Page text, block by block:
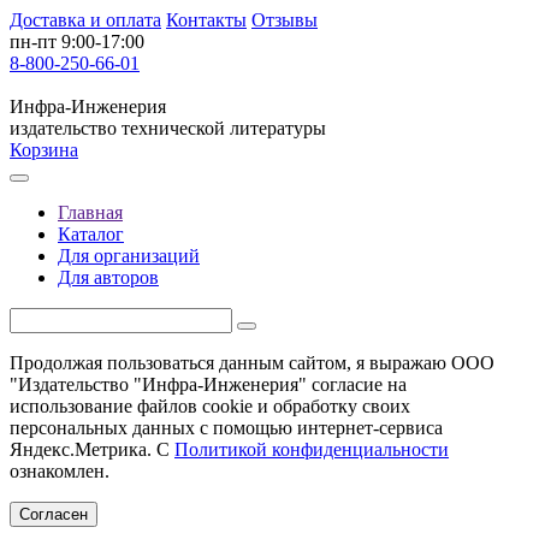
Доставка и оплата Контакты Отзывы
пн-пт 9:00-17:00
8-800-250-66-01
Инфра-Инженерия
издательство технической литературы
Корзина
Главная
Каталог
Для организаций
Для авторов
Продолжая пользоваться данным сайтом, я выражаю ООО
"Издательство "Инфра-Инженерия" согласие на
использование файлов cookie и обработку своих
персональных данных с помощью интернет-сервиса
Яндекс.Метрика. С Политикой конфиденциальности
ознакомлен.
Согласен